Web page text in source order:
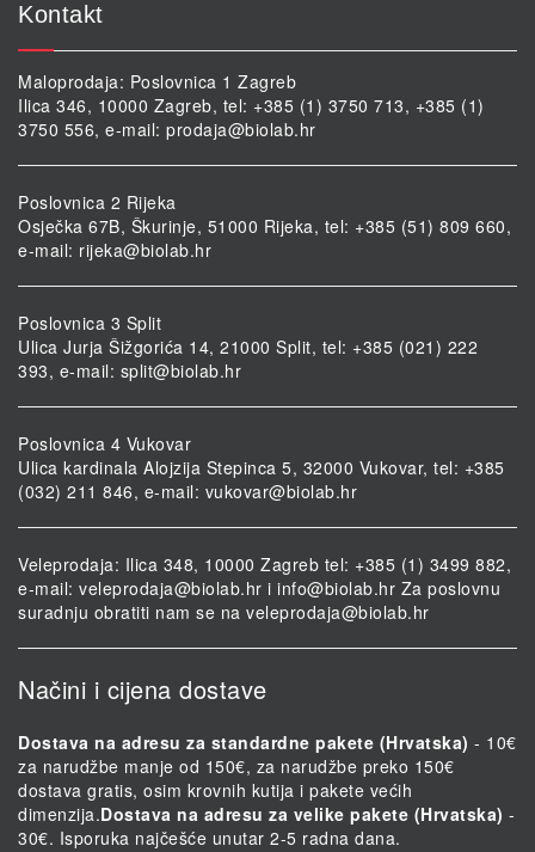
Kontakt
Maloprodaja: Poslovnica 1 Zagreb
Ilica 346, 10000 Zagreb, tel: +385 (1) 3750 713, +385 (1)
3750 556, e-mail: prodaja@biolab.hr
Poslovnica 2 Rijeka
Osječka 67B, Škurinje, 51000 Rijeka, tel: +385 (51) 809 660,
e-mail: rijeka@biolab.hr
Poslovnica 3 Split
Ulica Jurja Šižgorića 14, 21000 Split, tel: +385 (021) 222
393, e-mail: split@biolab.hr
Poslovnica 4 Vukovar
Ulica kardinala Alojzija Stepinca 5, 32000 Vukovar, tel: +385
(032) 211 846, e-mail: vukovar@biolab.hr
Veleprodaja: Ilica 348, 10000 Zagreb tel: +385 (1) 3499 882,
e-mail: veleprodaja@biolab.hr i info@biolab.hr Za poslovnu
suradnju obratiti nam se na veleprodaja@biolab.hr
Načini i cijena dostave
Dostava na adresu za standardne pakete (Hrvatska) - 10€
za narudžbe manje od 150€, za narudžbe preko 150€
dostava gratis, osim krovnih kutija i pakete većih
dimenzija.Dostava na adresu za velike pakete (Hrvatska) -
30€. Isporuka najčešće unutar 2-5 radna dana.